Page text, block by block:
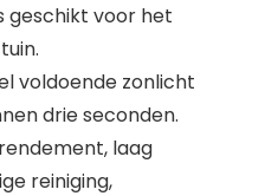
geschikt voor het
voldoende zonlicht
drie seconden.
laag
reiniging,